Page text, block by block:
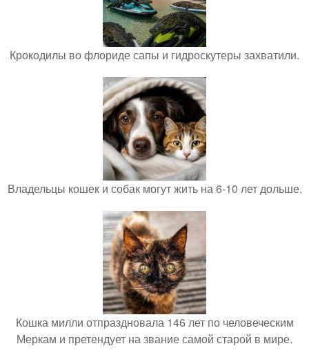
Крокодилы во флориде сапы и гидроскутеры захватили.
Владельцы кошек и собак могут жить на 6-10 лет дольше.
Кошка милли отпраздновала 146 лет по человеческим
Меркам и претендует на звание самой старой в мире.